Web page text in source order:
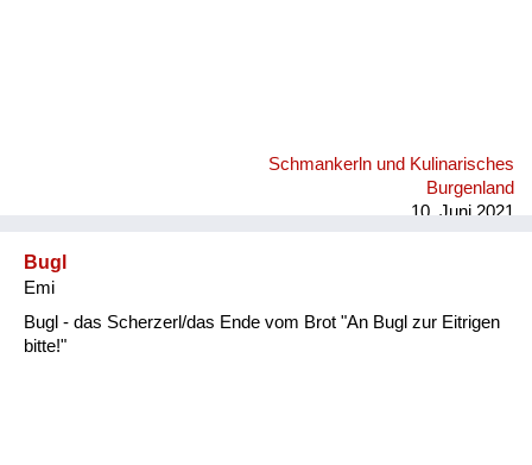
Schmankerln und Kulinarisches
Burgenland
10. Juni 2021
Bugl
Emi
Bugl - das Scherzerl/das Ende vom Brot "An Bugl zur Eitrigen
bitte!"